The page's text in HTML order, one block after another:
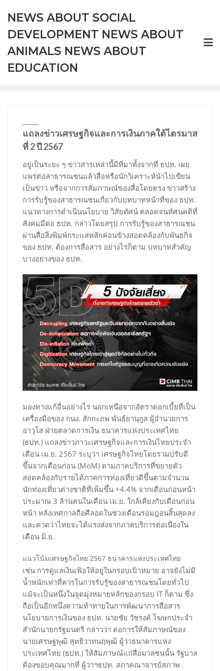
content
NEWS ABOUT SOCIAL
DEVELOPMENT NEWS ABOUT
ANIMALS NEWS ABOUT
EDUCATION
แถลงข่าวเศรษฐกิจและการเงินภาคใต้ไตรมาส
ที่ 2 ปี 2567
อยู่เป็นระยะ ๆ ข่าวสารเหล่านี้มีที่มาทั้งจากที่ ธปท. เผย
แพร่ต่อสาธารณชนแล้วสื่อหรือนักวิเคราะห์นำไปเขียน
เป็นข่าว หรือจากการสัมภาษณ์ของสื่อโดยตรง ข่าวสร้าง
การรับรู้ของสาธารณชนเกี่ยวกับบทบาทหน้าที่ของ ธปท.
แนวทางการดำเนินนโยบาย วิสัยทัศน์ ตลอดจนทัศนคติที่
สังคมมีต่อ ธปท. กล่าวโดยสรุป การรับรู้ของสาธารณชน
ผ่านสื่อสิ่งพิมพ์กระแสหลักค่อนข้างสอดคล้องกับพันธกิจ
ของ ธปท. ต้องการสื่อสาร อย่างไรก็ตาม บทบาทสำคัญ
บางอย่างของ ธปท.
มองทางแก้อื่นอย่างไร นอกเหนือจากอัตราดอกเบี้ยที่เป็น
เครื่องมือของ กนง. สักกะภพ พันธ์ยานุกูล ผู้อำนวยการ
อาวุโส ฝ่ายตลาดการเงิน ธนาคารแห่งประเทศไทย
(ธปท.) แถลงข่าวภาวะเศรษฐกิจและการเงินไทยประจำ
เดือน เม.ย. 2567 ระบุว่า เศรษฐกิจไทยโดยรวมปรับดี
ขึ้นจากเดือนก่อน (MoM) ตามภาคบริการที่ขยายตัว
สอดคล้องกับรายได้ภาคการท่องเที่ยวดีขึ้นตามจำนวน
นักท่องเที่ยวต่างชาติที่เพิ่มขึ้น +4.4% จากเดือนก่อนหน้า
ประมาณ 3 ล้านคนในเดือน เม.ย. ใกล้เคียงกับเดือนก่อน
หน้า หลังเทศกาลถือศีลอดในช่วงเดือนรอมฎอนสิ้นสุดลง
และคาดว่าไทยจะได้แรงส่งจากภาคบริการต่อเนื่องใน
เดือน มิ.ย.
แนวโน้มเศรษฐกิจไทย 2567 ธนาคารแห่งประเทศไทย
เช่น การดูแลเงินเฟ้อให้อยู่ในกรอบเป้าหมาย อาจยังไม่มี
น้ำหนักเท่าที่ควรในการรับรู้ของสาธารณชนโดยทั่วไป
แม้จะเป็นหนึ่งในจุดมุ่งหมายหลักของกรอบ IT ก็ตาม ซึ่ง
ถือเป็นอีกหนึ่งความท้าทายในการพัฒนาการสื่อสาร
นโยบายการเงินของ ธปท. นายชัย วัชรงค์ โฆษกประจำ
สำนักนายกรัฐมนตรี กล่าวว่า ต่อการให้สัมภาษณ์ของ
นายเศรษฐพุฒิ สุทธิวาทนฤพุฒิ ผู้ว่าธนาคารแห่ง
ประเทศไทย (ธปท.) ให้สัมภาษณ์แก่สื่อมวลชนนั้น รัฐบาล
ต้องขอบคุณมากที่ ผู้ว่าฯธปท. สภาคณาจารย์สภาพ